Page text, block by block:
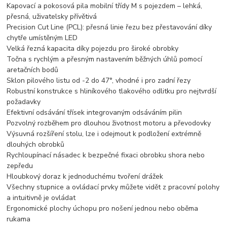
Kapovací a pokosová pila mobilní třídy M s pojezdem – lehká,
přesná, uživatelsky přívětivá
Precision Cut Line (PCL): přesná linie řezu bez přestavování díky
chytře umístěným LED
Velká řezná kapacita díky pojezdu pro široké obrobky
Točna s rychlým a přesným nastavením běžných úhlů pomocí
aretačních bodů
Sklon pilového listu od -2 do 47°, vhodné i pro zadní řezy
Robustní konstrukce s hliníkového tlakového odlitku pro nejtvrdší
požadavky
Efektivní odsávání třísek integrovaným odsáváním pilin
Pozvolný rozběhem pro dlouhou životnost motoru a převodovky
Výsuvná rozšíření stolu, lze i odejmout k podložení extrémně
dlouhých obrobků
Rychloupínací násadec k bezpečné fixaci obrobku shora nebo
zepředu
Hloubkový doraz k jednoduchému tvoření drážek
Všechny stupnice a ovládací prvky můžete vidět z pracovní polohy
a intuitivně je ovládat
Ergonomické plochy úchopu pro nošení jednou nebo oběma
rukama